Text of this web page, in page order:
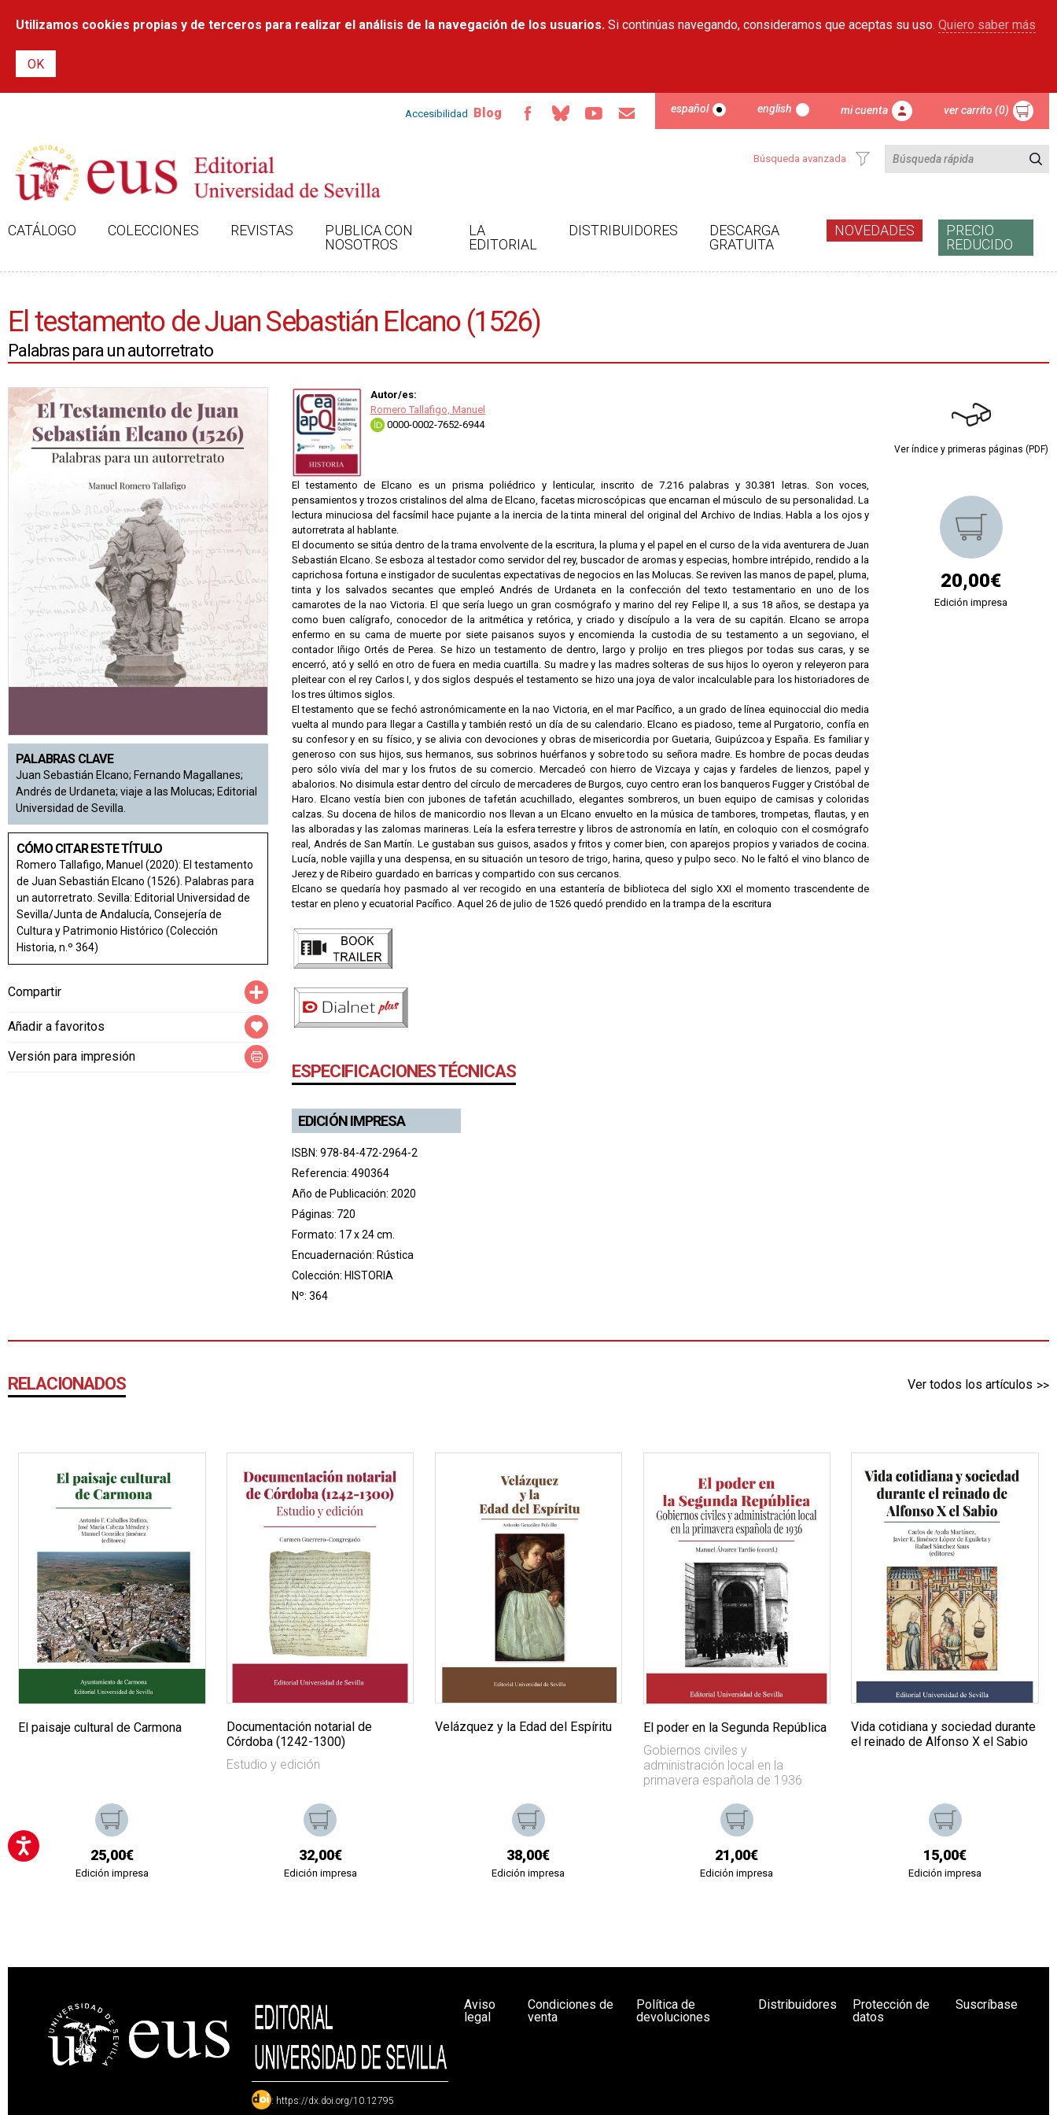
contenido
Utilizamos cookies propias y de terceros para realizar el análisis de la navegación de los usuarios. Si continúas navegando, consideramos que aceptas su uso. Quiero saber más
Accesibilidad Blog español english mi cuenta ver carrito (0)
Búsqueda avanzada
CATÁLOGO COLECCIONES REVISTAS
PUBLICA CON
NOSOTROS
LA
EDITORIAL
DISTRIBUIDORES
DESCARGA
GRATUITA
NOVEDADES
PRECIO
REDUCIDO
El testamento de Juan Sebastián Elcano (1526)
Palabras para un autorretrato
PALABRAS CLAVE
Juan Sebastián Elcano; Fernando Magallanes;
Andrés de Urdaneta; viaje a las Molucas; Editorial
Universidad de Sevilla.
CÓMO CITAR ESTE TÍTULO
Romero Tallafigo, Manuel (2020): El testamento
de Juan Sebastián Elcano (1526). Palabras para
un autorretrato. Sevilla: Editorial Universidad de
Sevilla/Junta de Andalucía, Consejería de
Cultura y Patrimonio Histórico (Colección
Historia, n.º 364)
Compartir Compartir
Añadir a favoritos
Versión para impresión
Autor/es:
Romero Tallafigo, Manuel
0000-0002-7652-6944
El testamento de Elcano es un prisma poliédrico y lenticular, inscrito de 7.216 palabras y 30.381 letras. Son voces,
pensamientos y trozos cristalinos del alma de Elcano, facetas microscópicas que encarnan el músculo de su personalidad. La
lectura minuciosa del facsímil hace pujante a la inercia de la tinta mineral del original del Archivo de Indias. Habla a los ojos y
autorretrata al hablante.
El documento se sitúa dentro de la trama envolvente de la escritura, la pluma y el papel en el curso de la vida aventurera de Juan
Sebastián Elcano. Se esboza al testador como servidor del rey, buscador de aromas y especias, hombre intrépido, rendido a la
caprichosa fortuna e instigador de suculentas expectativas de negocios en las Molucas. Se reviven las manos de papel, pluma,
tinta y los salvados secantes que empleó Andrés de Urdaneta en la confección del texto testamentario en uno de los
camarotes de la nao Victoria. El que sería luego un gran cosmógrafo y marino del rey Felipe II, a sus 18 años, se destapa ya
como buen calígrafo, conocedor de la aritmética y retórica, y criado y discípulo a la vera de su capitán. Elcano se arropa
enfermo en su cama de muerte por siete paisanos suyos y encomienda la custodia de su testamento a un segoviano, el
contador Iñigo Ortés de Perea. Se hizo un testamento de dentro, largo y prolijo en tres pliegos por todas sus caras, y se
encerró, ató y selló en otro de fuera en media cuartilla. Su madre y las madres solteras de sus hijos lo oyeron y releyeron para
pleitear con el rey Carlos I, y dos siglos después el testamento se hizo una joya de valor incalculable para los historiadores de
los tres últimos siglos.
El testamento que se fechó astronómicamente en la nao Victoria, en el mar Pacífico, a un grado de línea equinoccial dio media
vuelta al mundo para llegar a Castilla y también restó un día de su calendario. Elcano es piadoso, teme al Purgatorio, confía en
su confesor y en su físico, y se alivia con devociones y obras de misericordia por Guetaria, Guipúzcoa y España. Es familiar y
generoso con sus hijos, sus hermanos, sus sobrinos huérfanos y sobre todo su señora madre. Es hombre de pocas deudas
pero sólo vivía del mar y los frutos de su comercio. Mercadeó con hierro de Vizcaya y cajas y fardeles de lienzos, papel y
abalorios. No disimula estar dentro del círculo de mercaderes de Burgos, cuyo centro eran los banqueros Fugger y Cristóbal de
Haro. Elcano vestía bien con jubones de tafetán acuchillado, elegantes sombreros, un buen equipo de camisas y coloridas
calzas. Su docena de hilos de manicordio nos llevan a un Elcano envuelto en la música de tambores, trompetas, flautas, y en
las alboradas y las zalomas marineras. Leía la esfera terrestre y libros de astronomía en latín, en coloquio con el cosmógrafo
real, Andrés de San Martín. Le gustaban sus guisos, asados y fritos y comer bien, con aparejos propios y variados de cocina.
Lucía, noble vajilla y una despensa, en su situación un tesoro de trigo, harina, queso y pulpo seco. No le faltó el vino blanco de
Jerez y de Ribeiro guardado en barricas y compartido con sus cercanos.
Elcano se quedaría hoy pasmado al ver recogido en una estantería de biblioteca del siglo XXI el momento trascendente de
testar en pleno y ecuatorial Pacífico. Aquel 26 de julio de 1526 quedó prendido en la trampa de la escritura
ESPECIFICACIONES TÉCNICAS
EDICIÓN IMPRESA
ISBN: 978-84-472-2964-2
Referencia: 490364
Año de Publicación: 2020
Páginas: 720
Formato: 17 x 24 cm.
Encuadernación: Rústica
Colección: HISTORIA
Nº: 364
Ver índice y primeras páginas (PDF)
20,00€
Edición impresa
RELACIONADOS Ver todos los artículos
El paisaje cultural de Carmona
25,00€
Edición impresa
Documentación notarial de
Córdoba (1242-1300)
Estudio y edición
32,00€
Edición impresa
Velázquez y la Edad del Espíritu
38,00€
Edición impresa
El poder en la Segunda República
Gobiernos civiles y
administración local en la
primavera española de 1936
21,00€
Edición impresa
Vida cotidiana y sociedad durante
el reinado de Alfonso X el Sabio
15,00€
Edición impresa
: https://dx.doi.org/10.12795
Aviso
legal
Condiciones de
venta
Política de
devoluciones
Distribuidores
Protección de
datos
Suscríbase